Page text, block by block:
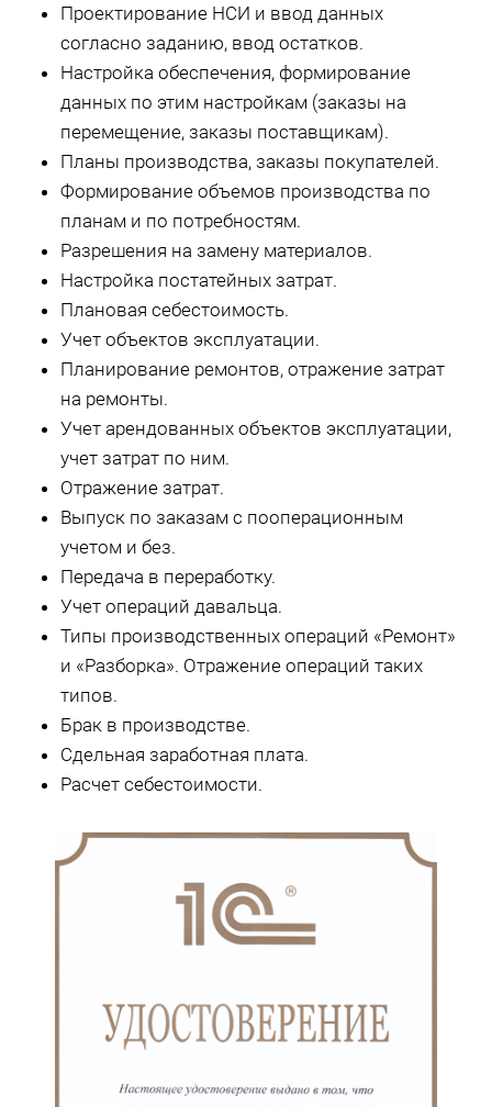
Проектирование НСИ и ввод данных
согласно заданию, ввод остатков.
Настройка обеспечения, формирование
данных по этим настройкам (заказы на
перемещение, заказы поставщикам).
Планы производства, заказы покупателей.
Формирование объемов производства по
планам и по потребностям.
Разрешения на замену материалов.
Настройка постатейных затрат.
Плановая себестоимость.
Учет объектов эксплуатации.
Планирование ремонтов, отражение затрат
на ремонты.
Учет арендованных объектов эксплуатации,
учет затрат по ним.
Отражение затрат.
Выпуск по заказам с пооперационным
учетом и без.
Передача в переработку.
Учет операций давальца.
Типы производственных операций «Ремонт»
и «Разборка». Отражение операций таких
типов.
Брак в производстве.
Сдельная заработная плата.
Расчет себестоимости.